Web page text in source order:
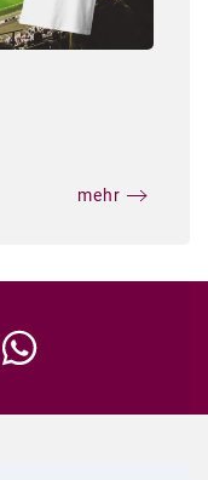
mehr